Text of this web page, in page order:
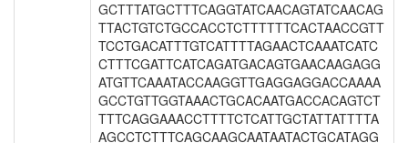
GCTTTATGCTTTCAGGTATCAACAGTATCAACAG
TTACTGTCTGCCACCTCTTTTTTCACTAACCGTT
TCCTGACATTTGTCATTTTAGAACTCAAATCATC
CTTTCGATTCATCAGATGACAGTGAACAAGAGG
ATGTTCAAATACCAAGGTTGAGGAGGACCAAAA
GCCTGTTGGTAAACTGCACAATGACCACAGTCT
TTTCAGGAAACCTTTTCTCATTGCTATTATTTTA
AGCCTCTTTCAGCAAGCAATAATACTGCATAGG